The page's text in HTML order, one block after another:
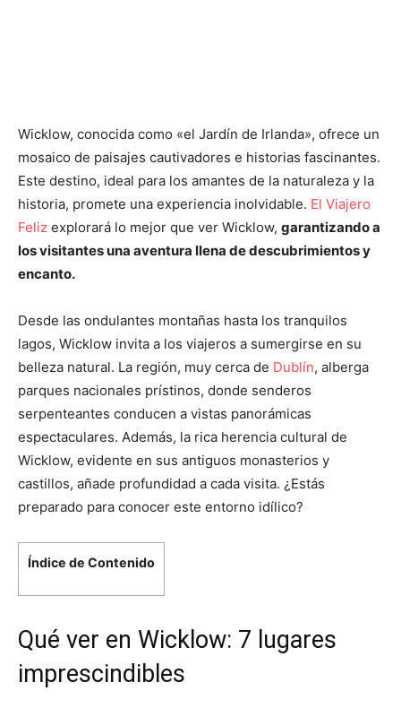
Wicklow, conocida como «el Jardín de Irlanda», ofrece un
mosaico de paisajes cautivadores e historias fascinantes.
Este destino, ideal para los amantes de la naturaleza y la
historia, promete una experiencia inolvidable. El Viajero
Feliz explorará lo mejor que ver Wicklow, garantizando a
los visitantes una aventura llena de descubrimientos y
encanto.
Desde las ondulantes montañas hasta los tranquilos
lagos, Wicklow invita a los viajeros a sumergirse en su
belleza natural. La región, muy cerca de Dublín, alberga
parques nacionales prístinos, donde senderos
serpenteantes conducen a vistas panorámicas
espectaculares. Además, la rica herencia cultural de
Wicklow, evidente en sus antiguos monasterios y
castillos, añade profundidad a cada visita. ¿Estás
preparado para conocer este entorno idílico?
Índice de Contenido
Qué ver en Wicklow: 7 lugares
imprescindibles